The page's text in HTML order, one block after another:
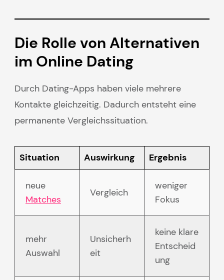
Die Rolle von Alternativen
im Online Dating
Durch Dating-Apps haben viele mehrere
Kontakte gleichzeitig. Dadurch entsteht eine
permanente Vergleichssituation.
Situation Auswirkung Ergebnis
neue
Matches
Vergleich
weniger
Fokus
mehr
Auswahl
Unsicherh
eit
keine klare
Entscheid
ung